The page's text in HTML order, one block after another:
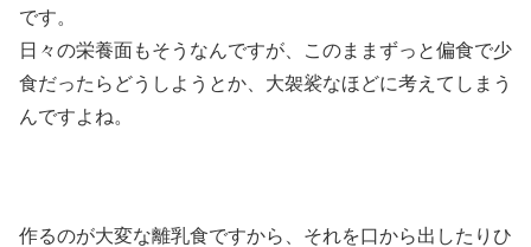
です。
日々の栄養面もそうなんですが、このままずっと偏食で少
食だったらどうしようとか、大袈裟なほどに考えてしまう
んですよね。
作るのが大変な離乳食ですから、それを口から出したりひ